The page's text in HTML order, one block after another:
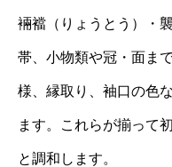
裲襠（りょうとう）・
帯、小物類や冠・面ま
様、縁取り、袖口の色
ます。これらが揃って
と調和します。